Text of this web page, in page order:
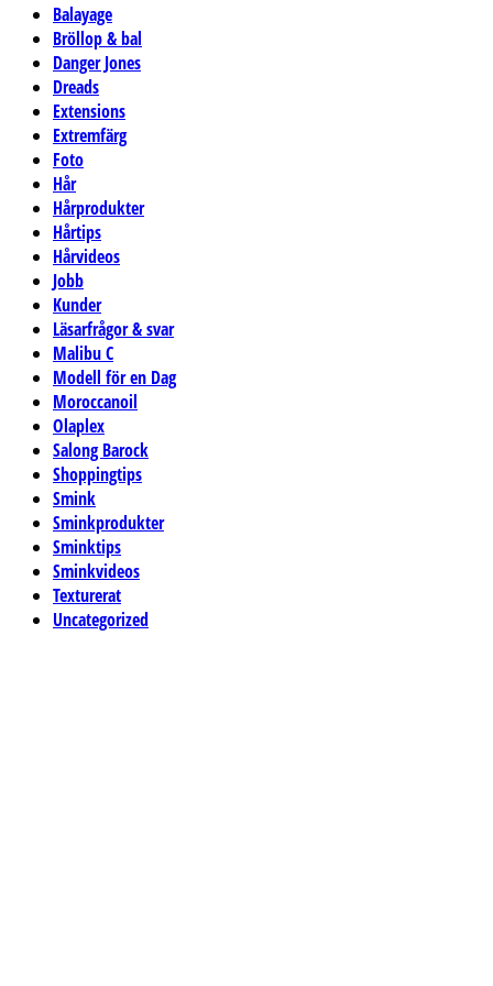
Balayage
Bröllop & bal
Danger Jones
Dreads
Extensions
Extremfärg
Foto
Hår
Hårprodukter
Hårtips
Hårvideos
Jobb
Kunder
Läsarfrågor & svar
Malibu C
Modell för en Dag
Moroccanoil
Olaplex
Salong Barock
Shoppingtips
Smink
Sminkprodukter
Sminktips
Sminkvideos
Texturerat
Uncategorized